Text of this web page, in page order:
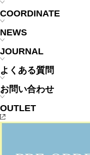
COORDINATE
NEWS
JOURNAL
よくある質問
お問い合わせ
OUTLET